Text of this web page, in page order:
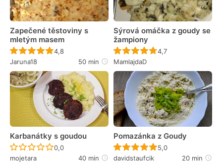
Zapečené těstoviny s
mletým masem
Recept ještě nebyl hodnocen
4,8
Jaruna18
50 min
Sýrová omáčka z goudy se
žampiony
Recept ještě nebyl
4,7
MamlajdaD
Karbanátky s goudou
Recept ještě nebyl hodnocen
0,0
mojetara
40 min
Pomazánka z Goudy
Recept ještě nebyl
5,0
davidstaufcik
20 min